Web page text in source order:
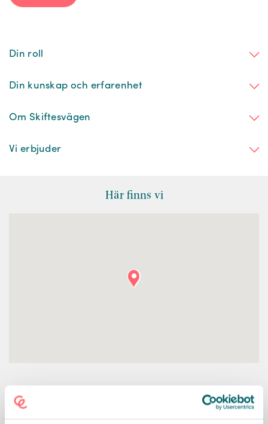
Din roll
Din kunskap och erfarenhet
Om Skiftesvägen
Vi erbjuder
Här finns vi
Skiftesvägen